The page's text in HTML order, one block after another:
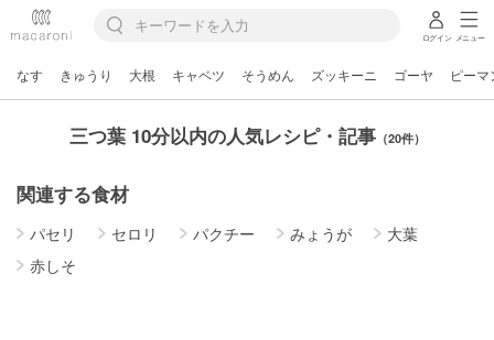
ログイン メニュー
なす きゅうり 大根 キャベツ そうめん ズッキーニ ゴーヤ ピーマ
三つ葉 10分以内の人気レシピ・記事（20件）
関連する食材
パセリ セロリ パクチー みょうが
大葉
赤しそ